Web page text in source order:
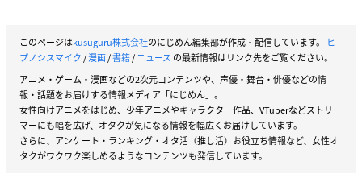
このページはkusuguru株式会社のにじめん編集部が作成・配信しています。
ヒ
プノシスマイク/漫画/書籍/ニュース の最新情報はリンク先をご覧ください。
アニメ・ゲーム・漫画などの2次元コンテンツや、声優・舞台・俳優などの情
報・話題をお届けする情報メディア「にじめん」。
女性向けアニメをはじめ、少年アニメやキャラクター作品、VTuberなどストリー
マーにも幅を広げ、オタクが気になる情報を幅広くお届けしています。
さらに、アンケート・ランキング・オタ活（推し活）お役立ち情報など、女性オ
タクがワクワク楽しめるようなコンテンツも発信しています。